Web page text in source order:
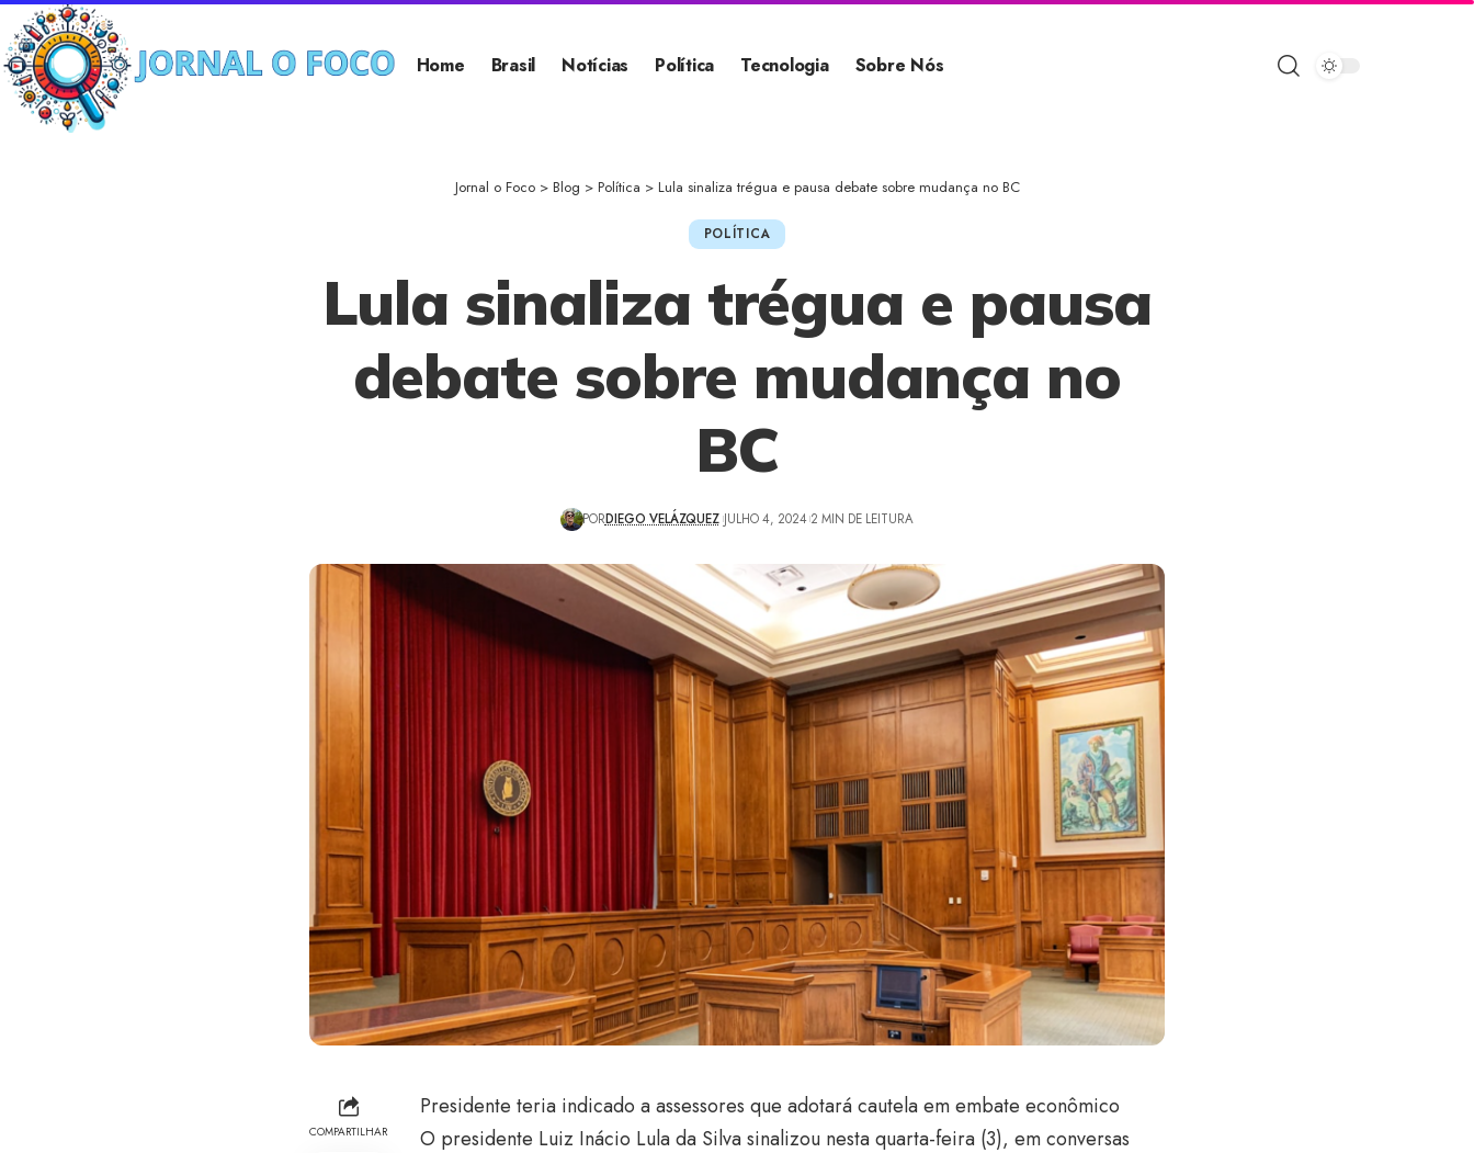
Home Brasil Notícias Política Tecnologia Sobre Nós
Jornal o Foco> Blog > Política > Lula sinaliza trégua e pausa debate sobre mudança no BC
POLÍTICA
Lula sinaliza trégua e pausa
debate sobre mudança no
BC
PORDIEGO VELÁZQUEZ JULHO 4, 2024 2 MIN DE LEITURA
COMPARTILHAR
Presidente teria indicado a assessores que adotará cautela em embate econômico
O presidente Luiz Inácio Lula da Silva sinalizou nesta quarta-feira (3), em conversas